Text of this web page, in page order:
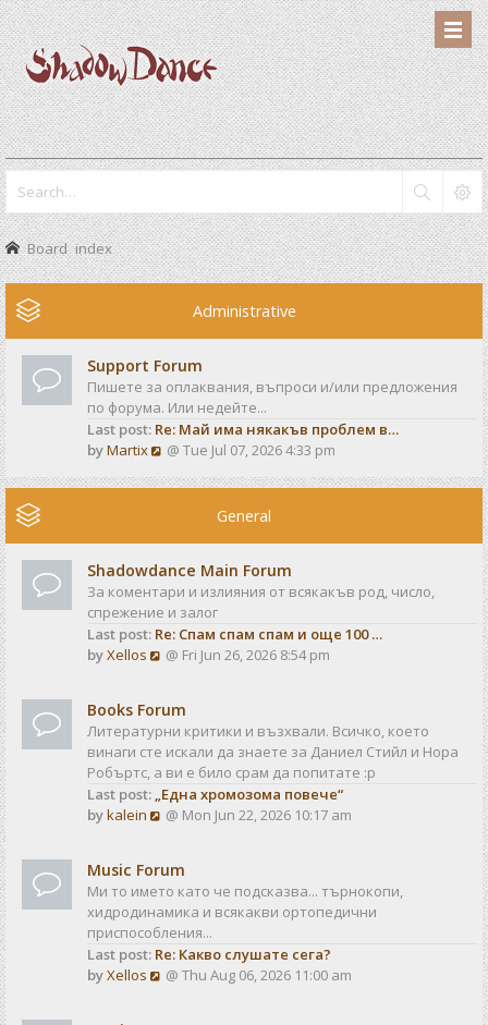
Board index
Administrative
Support Forum
Пишете за оплаквания, въпроси и/или предложения
по форума. Или недейте...
Last post: Re: Май има някакъв проблем в…
byMartix
V
e
e
l
a
t
e
p
o
s
@ Tue Jul 07, 2026 4:33 pm
General
Shadowdance Main Forum
За коментари и излияния от всякакъв род, число,
спрежение и залог
Last post: Re: Спам спам спам и още 100 …
byXellos
V
w
t
h
e
l
a
s
t
p
o
s
@ Fri Jun 26, 2026 8:54 pm
Books Forum
Литературни критики и възхвали. Всичко, което
винаги сте искали да знаете за Даниел Стийл и Нора
Робъртс, а ви е било срам да попитате :р
Last post: „Една хромозома повече“
bykalein
V
w
t
h
e
l
a
@ Mon Jun 22, 2026 10:17 am
Music Forum
Ми то името като че подсказва... търнокопи,
хидродинамика и всякакви ортопедични
приспособления...
Last post: Re: Какво слушате сега?
byXellos
V@ Thu Aug 06, 2026 11:00 am